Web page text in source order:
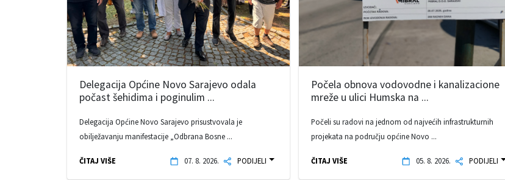
Delegacija Općine Novo Sarajevo odala
počast šehidima i poginulim ...
Delegacija Općine Novo Sarajevo prisustvovala je
obilježavanju manifestacije „Odbrana Bosne ...
ČITAJ VIŠE 07. 8. 2026. PODIJELI
Počela obnova vodovodne i kanalizacione
mreže u ulici Humska na ...
Počeli su radovi na jednom od najvećih infrastrukturnih
projekata na području općine Novo ...
ČITAJ VIŠE 05. 8. 2026. PODIJELI